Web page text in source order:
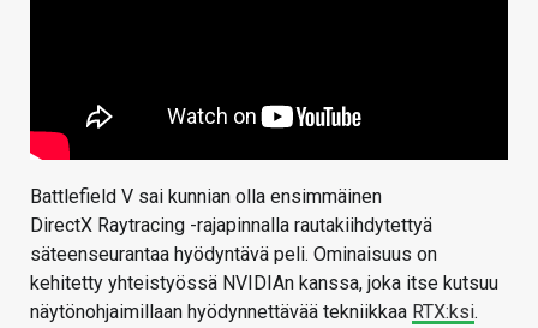
Battlefield V sai kunnian olla ensimmäinen
DirectX Raytracing -rajapinnalla rautakiihdytettyä
säteenseurantaa hyödyntävä peli. Ominaisuus on
kehitetty yhteistyössä NVIDIAn kanssa, joka itse kutsuu
näytönohjaimillaan hyödynnettävää tekniikkaa RTX:ksi.